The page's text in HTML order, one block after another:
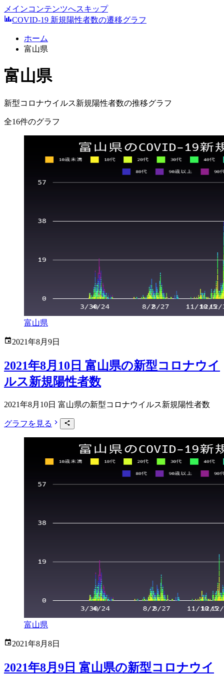
メインコンテンツへスキップ
COVID-19 新規陽性者数の遷移グラフ
ホーム
富山県
富山県
新型コロナウイルス新規陽性者数の推移グラフ
全16件のグラフ
富山県
2021年8月9日
2021年8月10日 富山県の新型コロナウイ
ルス新規陽性者数
2021年8月10日 富山県の新型コロナウイルス新規陽性者数
グラフを見る
富山県
2021年8月8日
2021年8月9日 富山県の新型コロナウイ